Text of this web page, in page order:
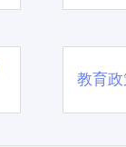
教育